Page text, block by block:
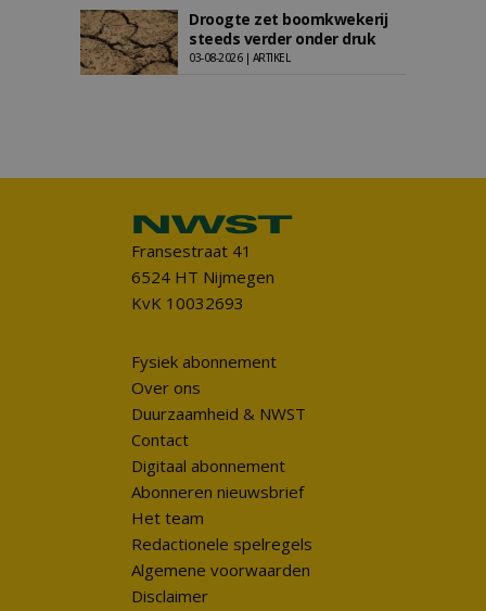
Droogte zet boomkwekerij
steeds verder onder druk
03-08-2026 | ARTIKEL
Fransestraat 41
6524 HT Nijmegen
KvK 10032693
Fysiek abonnement
Over ons
Duurzaamheid & NWST
Contact
Digitaal abonnement
Abonneren nieuwsbrief
Het team
Redactionele spelregels
Algemene voorwaarden
Disclaimer